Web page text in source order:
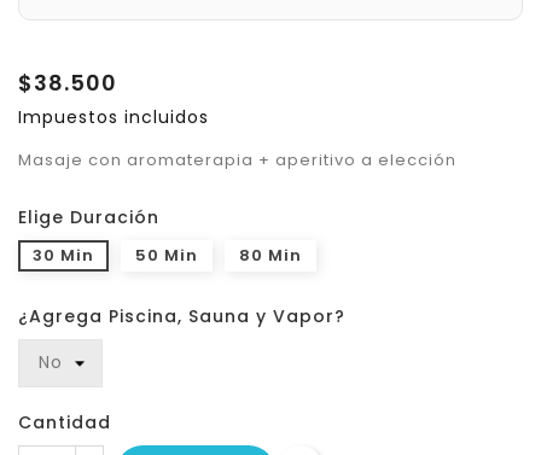
$38.500
Impuestos incluidos
Masaje con aromaterapia + aperitivo a elección
Elige Duración
30 Min 50 Min 80 Min
¿Agrega Piscina, Sauna y Vapor?
Cantidad